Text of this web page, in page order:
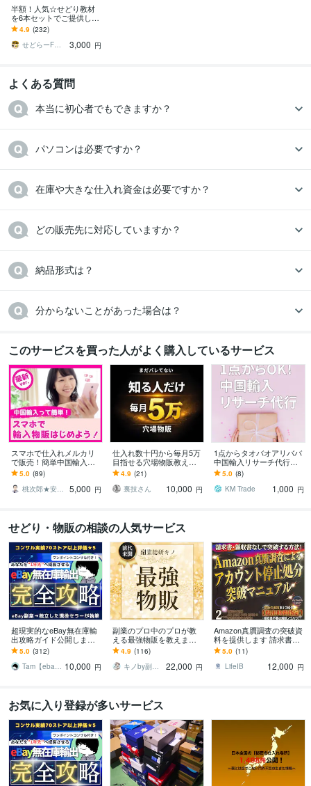
半額！人気☆せどり教材
を6本セットでご提供しま
す 初心者向け☆プロ直伝
ノウハウ☆せどりの教科
書を格安提供中！
4.9 (232)
せどらーF＠ひとりビジネスサポーター✨
3,000 円
よくある質問
本当に初心者でもできますか？
パソコンは必要ですか？
在庫や大きな仕入れ資金は必要ですか？
どの販売先に対応していますか？
納品形式は？
分からないことがあった場合は？
このサービスを買った人がよく購入しているサービス
スマホで仕入れメルカリ
で販売！簡単中国輸入教
えます スマホでOK、仕入
れ資金も少額、日本語の
みの中国輸入転売。
5.0 (89)
桃次郎★安定収入構築の専門家★
5,000 円
仕入れ数十円から毎月5万
目指せる穴場物販教えま
す 誰でも使える穴場の仕
入れ先です
4.9 (21)
裏技さん
10,000 円
1点からタオバオアリババ
中国輸入リサーチ代行し
ます 1点から購入金額から
送料関税までトータルで
リサーチします
5.0 (8)
KM Trade
1,000 円
せどり・物販の相談の人気サービス
超現実的なeBay無在庫輸
出攻略ガイド公開します
【更新情報】2026/5/3更新
最新版
5.0 (312)
Tam【ebay輸出コンサルタント】 10,000 円
副業のプロ中のプロが教
える最強物販を教えます
数十年も渡るビジネスの
種を作りませんか？
4.9 (116)
キノby副業で本業を超える副業総研
22,000 円
Amazon真贋調査の突破資
料を提供します 請求書・
領収書なしの状態から再
開した改善計画書を全公
開
5.0 (11)
LifeIB
12,000 円
お気に入り登録が多いサービス